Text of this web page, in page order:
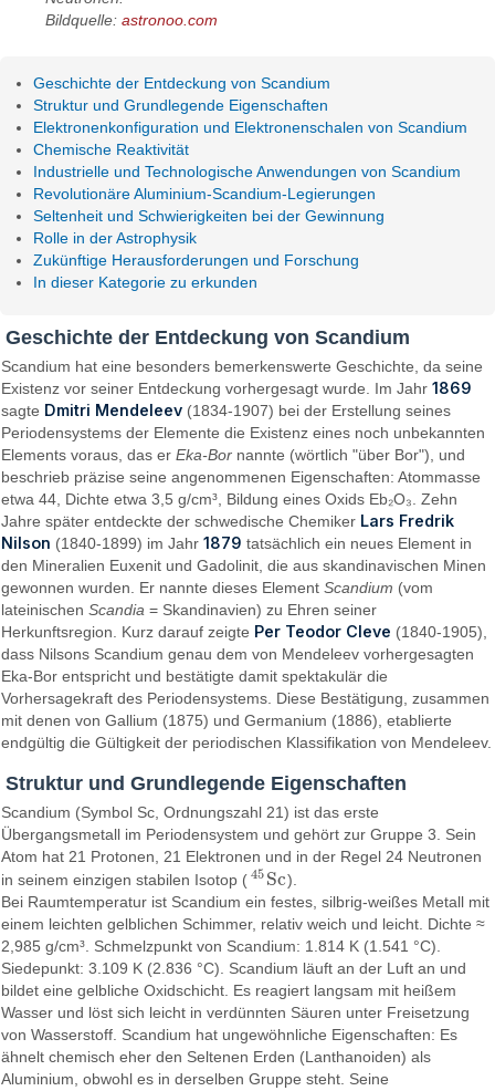
Bildquelle:astronoo.com
Geschichte der Entdeckung von Scandium
Struktur und Grundlegende Eigenschaften
Elektronenkonfiguration und Elektronenschalen von Scandium
Chemische Reaktivität
Industrielle und Technologische Anwendungen von Scandium
Revolutionäre Aluminium-Scandium-Legierungen
Seltenheit und Schwierigkeiten bei der Gewinnung
Rolle in der Astrophysik
Zukünftige Herausforderungen und Forschung
In dieser Kategorie zu erkunden
Geschichte der Entdeckung von Scandium
Scandium hat eine besonders bemerkenswerte Geschichte, da seine
Existenz vor seiner Entdeckung vorhergesagt wurde. Im Jahr1869
sagte Dmitri Mendeleev (1834-1907) bei der Erstellung seines
Periodensystems der Elemente die Existenz eines noch unbekannten
Elements voraus, das erEka-Bor nannte (wörtlich "über Bor"), und
beschrieb präzise seine angenommenen Eigenschaften: Atommasse
etwa 44, Dichte etwa 3,5 g/cm³, Bildung eines Oxids Eb₂O₃. Zehn
Jahre später entdeckte der schwedische Chemiker Lars Fredrik
Nilson (1840-1899) im Jahr1879 tatsächlich ein neues Element in
den Mineralien Euxenit und Gadolinit, die aus skandinavischen Minen
gewonnen wurden. Er nannte dieses ElementScandium (vom
lateinischenScandia = Skandinavien) zu Ehren seiner
Herkunftsregion. Kurz darauf zeigte Per Teodor Cleve (1840-1905),
dass Nilsons Scandium genau dem von Mendeleev vorhergesagten
Eka-Bor entspricht und bestätigte damit spektakulär die
Vorhersagekraft des Periodensystems. Diese Bestätigung, zusammen
mit denen von Gallium (1875) und Germanium (1886), etablierte
endgültig die Gültigkeit der periodischen Klassifikation von Mendeleev.
Struktur und Grundlegende Eigenschaften
Scandium (Symbol Sc, Ordnungszahl 21) ist das erste
Übergangsmetall im Periodensystem und gehört zur Gruppe 3. Sein
Atom hat 21 Protonen, 21 Elektronen und in der Regel 24 Neutronen
in seinem einzigen stabilen Isotop ( 45 Sc
45Sc ).
Bei Raumtemperatur ist Scandium ein festes, silbrig-weißes Metall mit
einem leichten gelblichen Schimmer, relativ weich und leicht. Dichte ≈
2,985 g/cm³. Schmelzpunkt von Scandium: 1.814 K (1.541 °C).
Siedepunkt: 3.109 K (2.836 °C). Scandium läuft an der Luft an und
bildet eine gelbliche Oxidschicht. Es reagiert langsam mit heißem
Wasser und löst sich leicht in verdünnten Säuren unter Freisetzung
von Wasserstoff. Scandium hat ungewöhnliche Eigenschaften: Es
ähnelt chemisch eher den Seltenen Erden (Lanthanoiden) als
Aluminium, obwohl es in derselben Gruppe steht. Seine